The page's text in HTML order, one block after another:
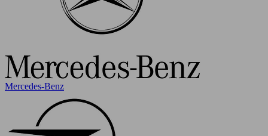
Mercedes-Benz